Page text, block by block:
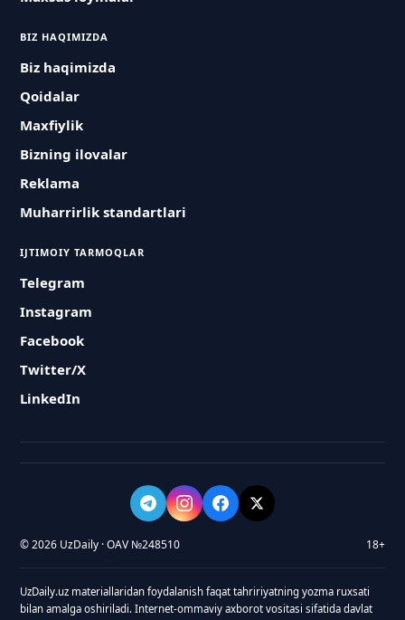
BIZ HAQIMIZDA
Biz haqimizda
Qoidalar
Maxfiylik
Bizning ilovalar
Reklama
Muharrirlik standartlari
IJTIMOIY TARMOQLAR
Telegram
Instagram
Facebook
Twitter/X
LinkedIn
© 2026 UzDaily · OAV №248510 18+
UzDaily.uz materiallaridan foydalanish faqat tahririyatning yozma ruxsati
bilan amalga oshiriladi. Internet-ommaviy axborot vositasi sifatida davlat